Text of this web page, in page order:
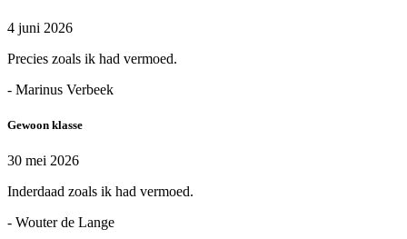
4 juni 2026
Precies zoals ik had vermoed.
- Marinus Verbeek
Gewoon klasse
30 mei 2026
Inderdaad zoals ik had vermoed.
- Wouter de Lange